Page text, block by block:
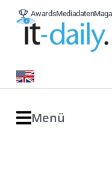
AwardsMediadaten
Menü